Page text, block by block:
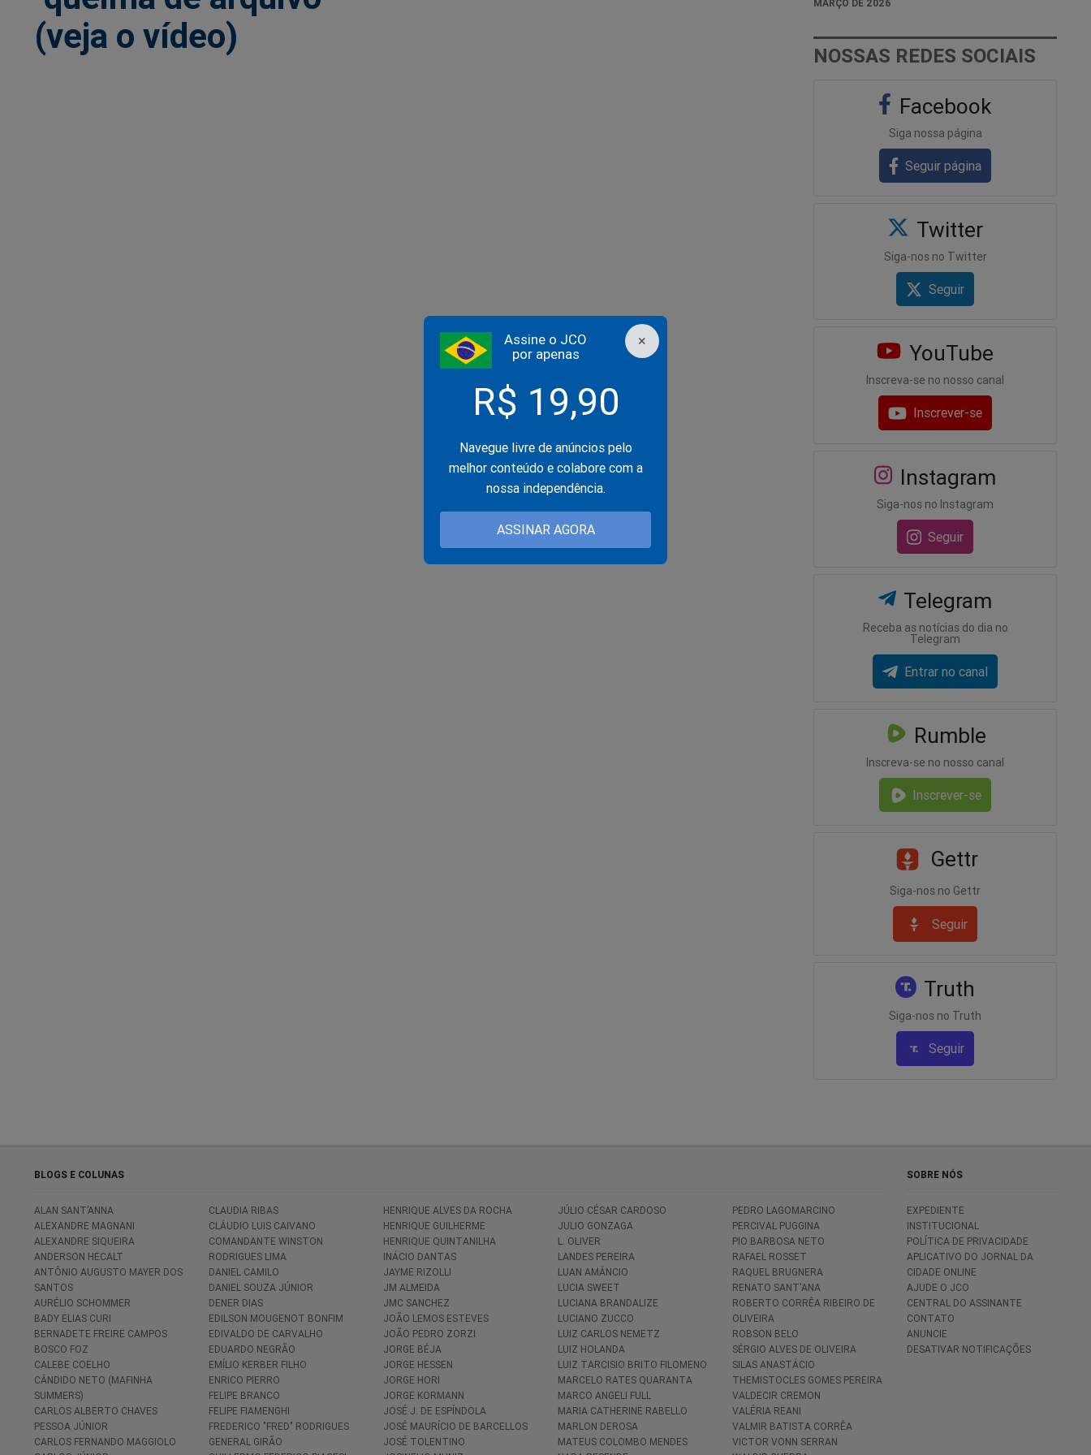
×
Assine o JCO
por apenas
R$ 19,90
Navegue livre de anúncios pelo
melhor conteúdo e colabore com a
nossa independência.
ASSINAR AGORA
(veja o vídeo)
MARÇO DE 2026
NOSSAS REDES SOCIAIS
Facebook
Siga nossa página
Seguir página
Twitter
Siga-nos no Twitter
Seguir
YouTube
Inscreva-se no nosso canal
Inscrever-se
Instagram
Siga-nos no Instagram
Seguir
Telegram
Receba as notícias do dia no
Telegram
Entrar no canal
Rumble
Inscreva-se no nosso canal
Inscrever-se
Gettr
Siga-nos no Gettr
Seguir
Truth
Siga-nos no Truth
Seguir
BLOGS E COLUNAS
ALAN SANT’ANNA
ALEXANDRE MAGNANI
ALEXANDRE SIQUEIRA
ANDERSON HECALT
ANTÔNIO AUGUSTO MAYER DOS
SANTOS
AURÉLIO SCHOMMER
BADY ELIAS CURI
BERNADETE FREIRE CAMPOS
BOSCO FOZ
CALEBE COELHO
CÂNDIDO NETO (MAFINHA
SUMMERS)
CARLOS ALBERTO CHAVES
PESSOA JÚNIOR
CARLOS FERNANDO MAGGIOLO
CLAUDIA RIBAS
CLÁUDIO LUIS CAIVANO
COMANDANTE WINSTON
RODRIGUES LIMA
DANIEL CAMILO
DANIEL SOUZA JÚNIOR
DENER DIAS
EDILSON MOUGENOT BONFIM
EDIVALDO DE CARVALHO
EDUARDO NEGRÃO
EMÍLIO KERBER FILHO
ENRICO PIERRO
FELIPE BRANCO
FELIPE FIAMENGHI
FREDERICO "FRED" RODRIGUES
GENERAL GIRÃO
HENRIQUE ALVES DA ROCHA
HENRIQUE GUILHERME
HENRIQUE QUINTANILHA
INÁCIO DANTAS
JAYME RIZOLLI
JM ALMEIDA
JMC SANCHEZ
JOÃO LEMOS ESTEVES
JOÃO PEDRO ZORZI
JORGE BÉJA
JORGE HESSEN
JORGE HORI
JORGE KORMANN
JOSÉ J. DE ESPÍNDOLA
JOSÉ MAURÍCIO DE BARCELLOS
JOSÉ TOLENTINO
JÚLIO CÉSAR CARDOSO
JULIO GONZAGA
L. OLIVER
LANDES PEREIRA
LUAN AMÂNCIO
LUCIA SWEET
LUCIANA BRANDALIZE
LUCIANO ZUCCO
LUIZ CARLOS NEMETZ
LUIZ HOLANDA
LUIZ TARCISIO BRITO FILOMENO
MARCELO RATES QUARANTA
MARCO ANGELI FULL
MARIA CATHERINE RABELLO
MARLON DEROSA
MATEUS COLOMBO MENDES
PEDRO LAGOMARCINO
PERCIVAL PUGGINA
PIO BARBOSA NETO
RAFAEL ROSSET
RAQUEL BRUGNERA
RENATO SANT'ANA
ROBERTO CORRÊA RIBEIRO DE
OLIVEIRA
ROBSON BELO
SÉRGIO ALVES DE OLIVEIRA
SILAS ANASTÁCIO
THEMISTOCLES GOMES PEREIRA
VALDECIR CREMON
VALÉRIA REANI
VALMIR BATISTA CORRÊA
VICTOR VONN SERRAN
SOBRE NÓS
EXPEDIENTE
INSTITUCIONAL
POLÍTICA DE PRIVACIDADE
APLICATIVO DO JORNAL DA
CIDADE ONLINE
AJUDE O JCO
CENTRAL DO ASSINANTE
CONTATO
ANUNCIE
DESATIVAR NOTIFICAÇÕES